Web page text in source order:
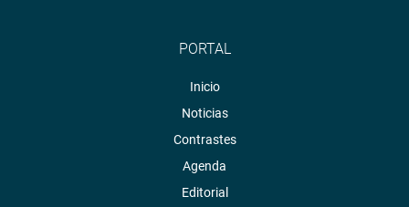
PORTAL
Inicio
Noticias
Contrastes
Agenda
Editorial